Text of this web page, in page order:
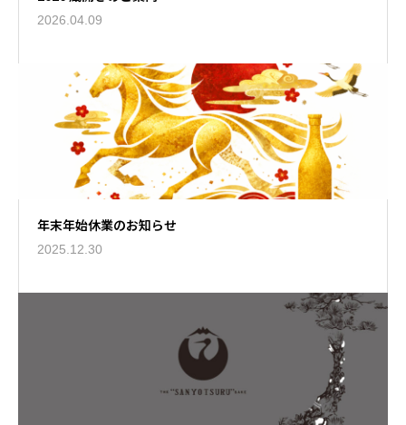
2026.04.09
年末年始休業のお知らせ
2025.12.30